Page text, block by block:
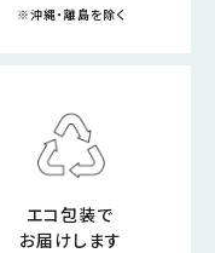
※沖縄・離島を除く
エコ包装で
お届けします